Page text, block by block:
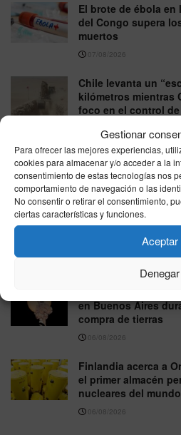
Gestionar
Para ofrecer las mejores experiencias,
cookies para almacenar y/o acceder a la
consentimiento de estas tecnologías nos
comportamiento de navegación o las
No consentir o retirar el consentimiento,
ciertas características y funciones.
Aceptar
Denegar
El brote de ébola en
del Congo supera
muertos
07/08/2026
Chile levanta un
kilómetros mientras
foco en el control
Sufre una parada
relaciones con su
una ley sobre
07/08/2026
menos seis muertos
en Buenos Aires
compra de tierras
06/08/2026
Finlandia acerca a
el primer almacén
nucleares del mundo
06/08/2026